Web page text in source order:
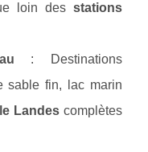
loin des stations
: Destinations
sable fin, lac marin
Landescomplètes